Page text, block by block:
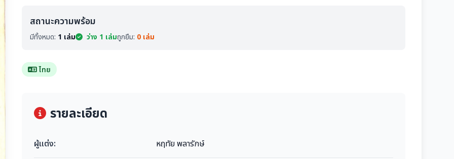
สถานะความพร้อม
มีทั้งหมด: 1 เล่ม ว่าง 1 เล่มถูกยืม: 0 เล่ม
ไทย
รายละเอียด
ผู้แต่ง: หฤทัย พลารักษ์